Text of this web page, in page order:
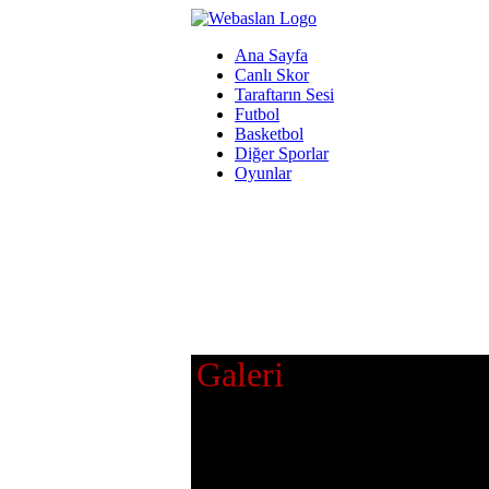
Ana Sayfa
Canlı Skor
Taraftarın Sesi
Futbol
Basketbol
Diğer Sporlar
Oyunlar
Galeri